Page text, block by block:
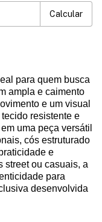
Calcular
para quem busca
ampla e caimento
e um visual
resistente e
uma peça versátil
cós estruturado
e
street ou casuais, a
para
desenvolvida